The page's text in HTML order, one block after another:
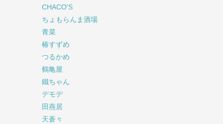
CHACO'S
ちょもらんま酒場
青菜
椿すずめ
つるかめ
鶴亀屋
鐵ちゃん
デモデ
田燕居
天蒼々